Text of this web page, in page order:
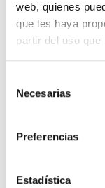
web, quienes
que les haya
partir del uso
Necesarias
Preferencias
Estadística